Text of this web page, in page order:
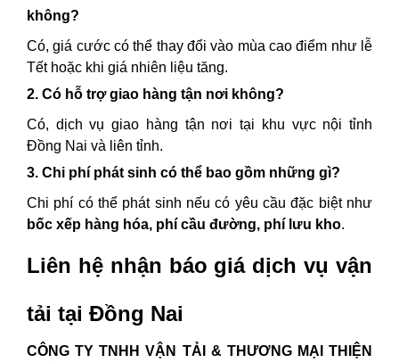
không?
Có, giá cước có thể thay đổi vào mùa cao điểm như lễ
Tết hoặc khi giá nhiên liệu tăng.
2. Có hỗ trợ giao hàng tận nơi không?
Có, dịch vụ giao hàng tận nơi tại khu vực nội tỉnh
Đồng Nai và liên tỉnh.
3. Chi phí phát sinh có thể bao gồm những gì?
Chi phí có thể phát sinh nếu có yêu cầu đặc biệt như
bốc xếp hàng hóa, phí cầu đường, phí lưu kho.
Liên hệ nhận báo giá dịch vụ vận
tải tại Đồng Nai
CÔNG TY TNHH VẬN TẢI & THƯƠNG MẠI THIỆN